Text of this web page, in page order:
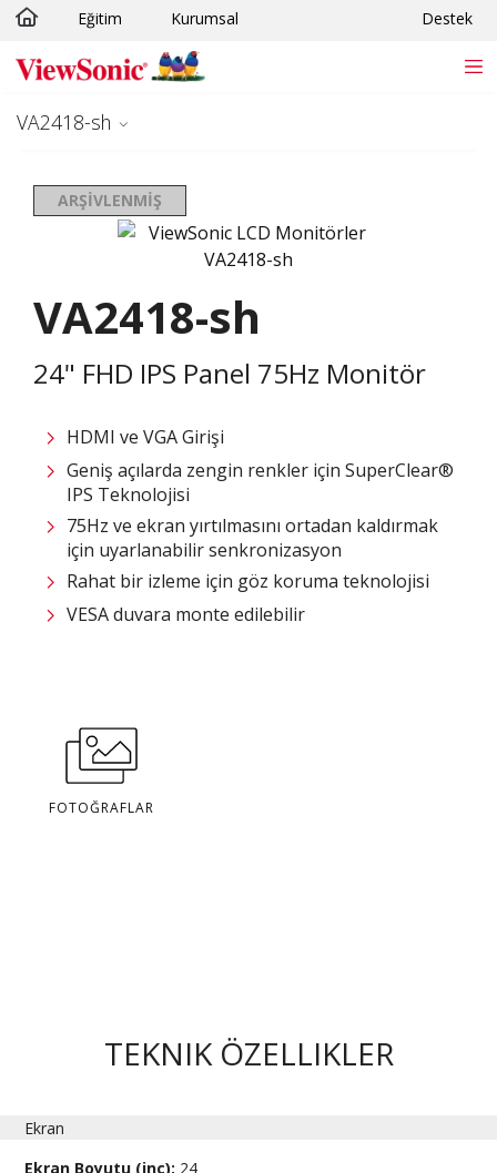
Skip to main content
Eğitim Kurumsal Destek
VA2418-sh
ARŞIVLENMIŞ
VA2418-sh
24" FHD IPS Panel 75Hz Monitör
HDMI ve VGA Girişi
Geniş açılarda zengin renkler için SuperClear®
IPS Teknolojisi
75Hz ve ekran yırtılmasını ortadan kaldırmak
için uyarlanabilir senkronizasyon
Rahat bir izleme için göz koruma teknolojisi
VESA duvara monte edilebilir
FOTOĞRAFLAR
TEKNIK ÖZELLIKLER
Ekran
Ekran Boyutu (inç): 24